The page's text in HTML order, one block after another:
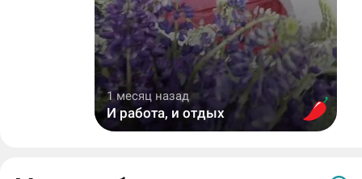
1 месяц назад
И работа, и отдых